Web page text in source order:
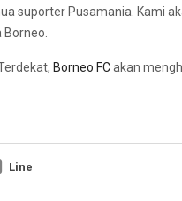
suporter Pusamania. Kami
Borneo FCakan
Line